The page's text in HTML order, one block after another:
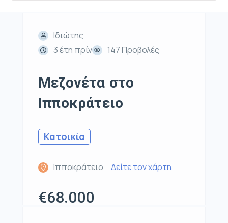
Ιδιώτης
3 έτη πρίν
147 Προβολές
Μεζονέτα στο
Ιπποκράτειο
Κατοικία
Ιπποκράτειο Δείτε τον χάρτη
€68.000